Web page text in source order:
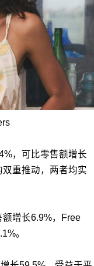
，可比零售额增长
重推动，两者均实
增长6.9%，Free
。